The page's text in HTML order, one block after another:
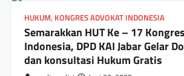
HUKUM, KONGRES ADVOKAT INDONESIA
Semarakkan HUT Ke – 17
Indonesia, DPD KAI Jabar Gelar
dan konsultasi Hukum Gratis